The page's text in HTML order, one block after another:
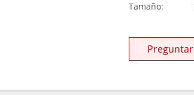
Tamaño:
Preguntar